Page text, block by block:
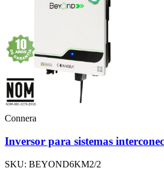
Connera
Inversor para sistemas
SKU: BEYOND6KM2/2